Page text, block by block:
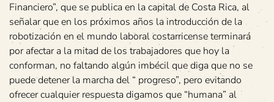
Financiero”, que se publica en la capital de Costa Rica, al
señalar que en los próximos años la introducción de la
robotización en el mundo laboral costarricense terminará
por afectar a la mitad de los trabajadores que hoy la
conforman, no faltando algún imbécil que diga que no se
puede detener la marcha del “ progreso”, pero evitando
ofrecer cualquier respuesta digamos que “humana” al